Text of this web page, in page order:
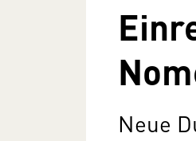
Neue